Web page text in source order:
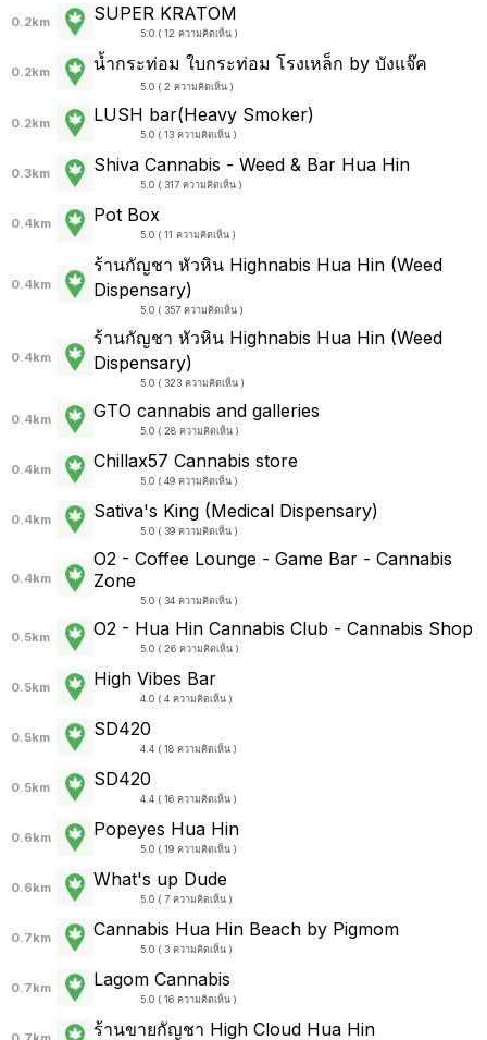
0.2km SUPER KRATOM
5.0 ( 12 ความคิดเห็น )
0.2km น้ำกระท่อม ใบกระท่อม โรงเหล็ก by บังแจ๊ค
5.0 ( 2 ความคิดเห็น )
0.2km LUSH bar(Heavy Smoker)
5.0 ( 13 ความคิดเห็น )
0.3km Shiva Cannabis - Weed & Bar Hua Hin
5.0 ( 317 ความคิดเห็น )
0.4km Pot Box
5.0 ( 11 ความคิดเห็น )
0.4km
ร้านกัญชา หัวหิน Highnabis Hua Hin (Weed
Dispensary)
5.0 ( 357 ความคิดเห็น )
0.4km
ร้านกัญชา หัวหิน Highnabis Hua Hin (Weed
Dispensary)
5.0 ( 323 ความคิดเห็น )
0.4km GTO cannabis and galleries
5.0 ( 28 ความคิดเห็น )
0.4km Chillax57 Cannabis store
5.0 ( 49 ความคิดเห็น )
0.4km Sativa's King (Medical Dispensary)
5.0 ( 39 ความคิดเห็น )
0.4km
O2 - Coffee Lounge - Game Bar - Cannabis
Zone
5.0 ( 34 ความคิดเห็น )
0.5km O2 - Hua Hin Cannabis Club - Cannabis Shop
5.0 ( 26 ความคิดเห็น )
0.5km High Vibes Bar
4.0 ( 4 ความคิดเห็น )
0.5km SD420
4.4 ( 18 ความคิดเห็น )
0.5km SD420
4.4 ( 16 ความคิดเห็น )
0.6km Popeyes Hua Hin
5.0 ( 19 ความคิดเห็น )
0.6km What's up Dude
5.0 ( 7 ความคิดเห็น )
0.7km Cannabis Hua Hin Beach by Pigmom
5.0 ( 3 ความคิดเห็น )
0.7km Lagom Cannabis
5.0 ( 16 ความคิดเห็น )
ร้านขายกัญชา High Cloud Hua Hin